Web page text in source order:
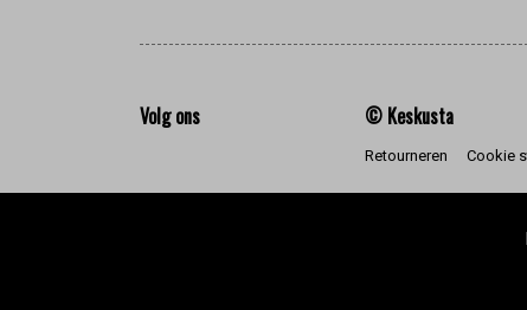
Volg ons © Keskusta
Retourneren Cookie